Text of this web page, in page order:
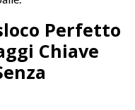
Perfetto
Chiave